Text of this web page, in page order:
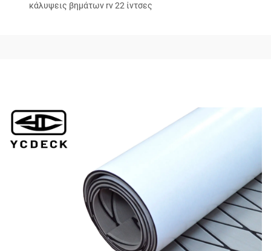
κάλυψεις βημάτων rv 22 ίντσες